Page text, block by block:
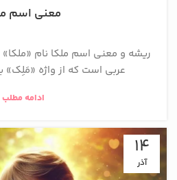
معنی اسم
ریشه و معنی اسم ملکا نام
عربی است که از واژه «مَلِک»
ادامه مطلب
14
آذر